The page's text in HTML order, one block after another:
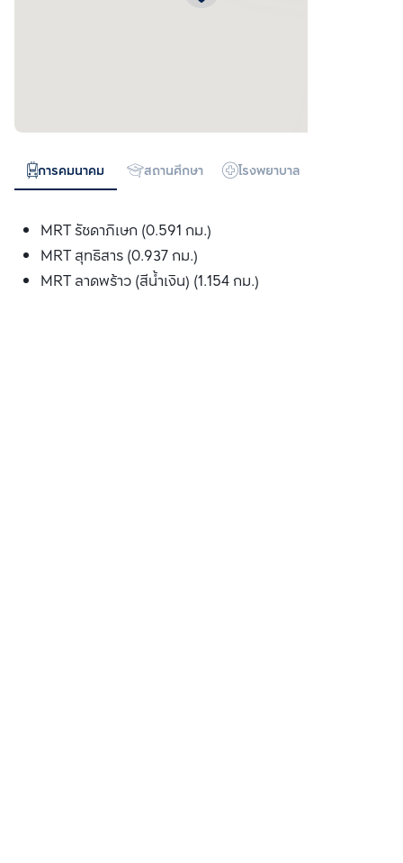
การคมนาคม สถานศึกษา โรงพยาบาล
MRT รัชดาภิเษก (0.591 กม.)
MRT สุทธิสาร (0.937 กม.)
MRT ลาดพร้าว (สีน้ำเงิน) (1.154 กม.)